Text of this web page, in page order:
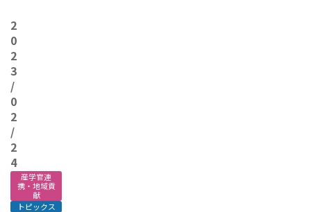
2
0
2
3
/
0
2
/
2
4
産学官連
携・地域貢
献
トピックス